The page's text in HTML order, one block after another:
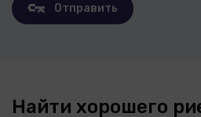
Отправить
Найти хорошего